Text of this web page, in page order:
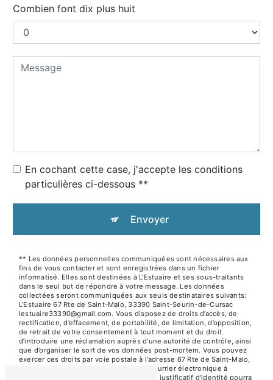
Combien font dix plus huit
En cochant cette case, j'accepte les conditions
particulières ci-dessous **
Envoyer
** Les données personnelles communiquées sont nécessaires aux
fins de vous contacter et sont enregistrées dans un fichier
informatisé. Elles sont destinées à L'Estuaire et ses sous-traitants
dans le seul but de répondre à votre message. Les données
collectées seront communiquées aux seuls destinataires suivants:
L'Estuaire 67 Rte de Saint-Malo, 33390 Saint-Seurin-de-Cursac
lestuaire33390@gmail.com. Vous disposez de droits d’accès, de
rectification, d’effacement, de portabilité, de limitation, d’opposition,
de retrait de votre consentement à tout moment et du droit
d’introduire une réclamation auprès d’une autorité de contrôle, ainsi
que d’organiser le sort de vos données post-mortem. Vous pouvez
exercer ces droits par voie postale à l'adresse 67 Rte de Saint-Malo,
33390 Saint-Seurin-de-Cursac ou par courrier électronique à
l'adresse lestuaire33390@gmail.com. Un justificatif d'identité pourra